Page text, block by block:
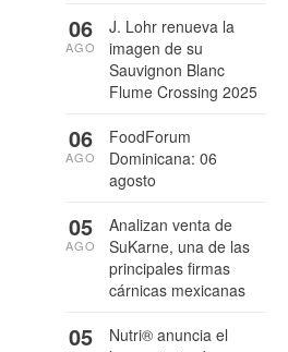
J. Lohr renueva la
imagen de su
Sauvignon Blanc
Flume Crossing 2025
06
AGO
FoodForum
Dominicana: 06
agosto
06
AGO
Analizan venta de
SuKarne, una de las
principales firmas
cárnicas mexicanas
05
AGO
Nutri® anuncia el
05